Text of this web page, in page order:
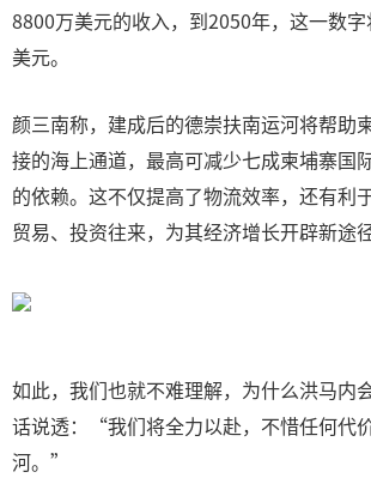
8800万美元的收入，到2050年，这一数
美元。
颜三南称，建成后的德崇扶南运河将帮助
接的海上通道，最高可减少七成柬埔寨国
的依赖。这不仅提高了物流效率，还有利
贸易、投资往来，为其经济增长开辟新途径
如此，我们也就不难理解，为什么洪马内
话说透：“我们将全力以赴，不惜任何代
河。”